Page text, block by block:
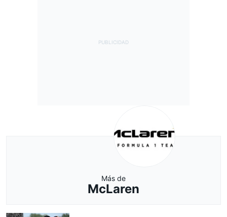
Más de
McLaren